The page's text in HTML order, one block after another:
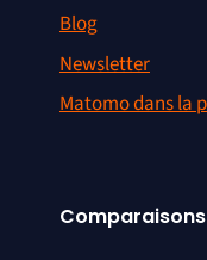
Blog
Newsletter
Matomo dans la
Comparaisons